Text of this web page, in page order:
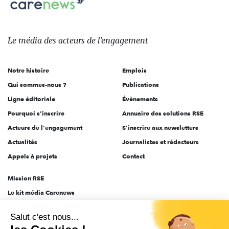
sur:
Le
des
l'engagement
Le média des acteurs de l'engagement
Notre histoire
Qui sommes-nous ?
Ligne éditoriale
Pourquoi s'inscrire
Acteurs de l'engagement
Actualités
Appels à projets
Emplois
Publications
Évènements
Annuaire des solutions RSE
S'inscrire aux newsletters
Journalistes et rédacteurs
Contact
Mission RSE
Le kit média Carenews
AEF info
Salut c'est nous...